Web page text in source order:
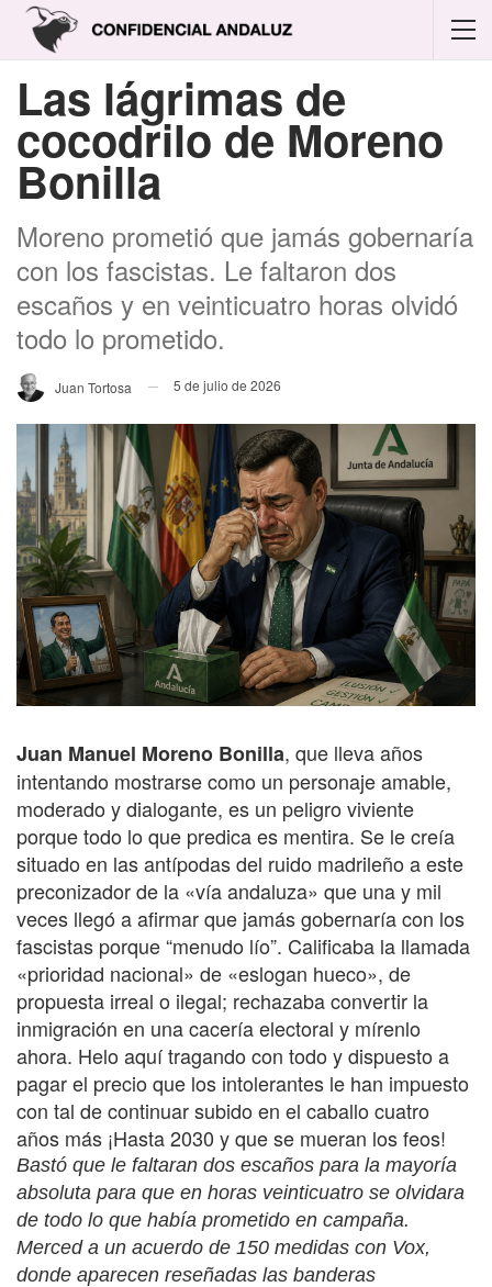
Las lágrimas de
cocodrilo de Moreno
Bonilla
Moreno prometió que jamás gobernaría
con los fascistas. Le faltaron dos
escaños y en veinticuatro horas olvidó
todo lo prometido.
Juan Tortosa 5 de julio de 2026
Juan Manuel Moreno Bonilla, que lleva años
intentando mostrarse como un personaje amable,
moderado y dialogante, es un peligro viviente
porque todo lo que predica es mentira. Se le creía
situado en las antípodas del ruido madrileño a este
preconizador de la «vía andaluza» que una y mil
veces llegó a afirmar que jamás gobernaría con los
fascistas porque “menudo lío”. Calificaba la llamada
«prioridad nacional» de «eslogan hueco», de
propuesta irreal o ilegal; rechazaba convertir la
inmigración en una cacería electoral y mírenlo
ahora. Helo aquí tragando con todo y dispuesto a
pagar el precio que los intolerantes le han impuesto
con tal de continuar subido en el caballo cuatro
años más ¡Hasta 2030 y que se mueran los feos!
Bastó que le faltaran dos escaños para la mayoría
absoluta para que en horas veinticuatro se olvidara
de todo lo que había prometido en campaña.
Merced a un acuerdo de 150 medidas con Vox,
donde aparecen reseñadas las banderas